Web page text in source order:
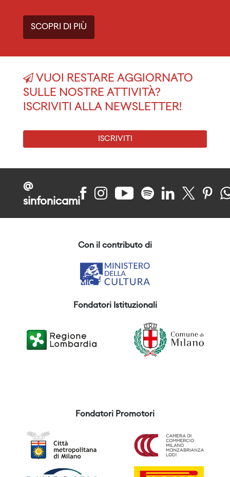
SCOPRI DI PIÙ
VUOI RESTARE AGGIORNATO
SULLE NOSTRE ATTIVITÀ?
ISCRIVITI ALLA NEWSLETTER!
ISCRIVITI
@
sinfonicami
Con il contributo di
Fondatori Istituzionali
Fondatori Promotori